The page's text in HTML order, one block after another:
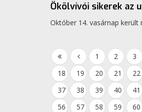
Ökölvívói sikerek az
Október 14. vasárnap
1 2 3
18
19 20 21 22
37
38 39 40 41
56
57 58 59 60